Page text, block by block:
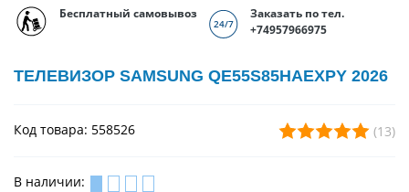
Бесплатный самовывоз
Заказать по тел.
+74957966975
ТЕЛЕВИЗОР SAMSUNG QE55S85HAEXPY 2026
Код товара: 558526 (13)
В наличии: